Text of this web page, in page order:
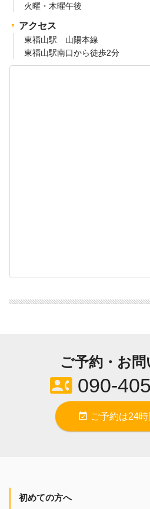
火曜・木曜午後
アクセス
東福山駅 山陽本線
東福山駅南口から徒歩2分
ご予約・お
contact_phone 090-
event_available ご予約は24
初めての方へ